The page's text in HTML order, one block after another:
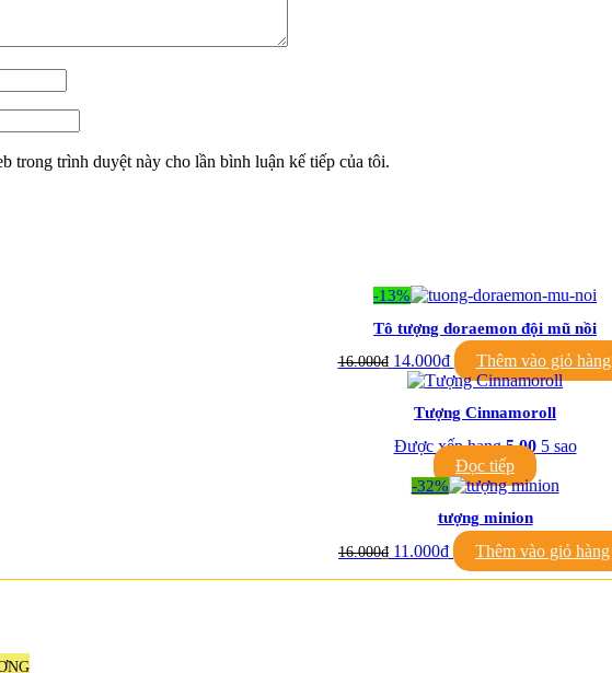
trong trình duyệt này cho lần bình luận kế tiếp của tôi.
-13%
Tô tượng doraemon đội mũ nồi
16.000₫ 14.000₫ Thêm vào giỏ hàng
Tượng Cinnamoroll
Được xếp hạng5.005 sao
Đọc tiếp
-32%
tượng minion
16.000₫ 11.000₫ Thêm vào giỏ hàng